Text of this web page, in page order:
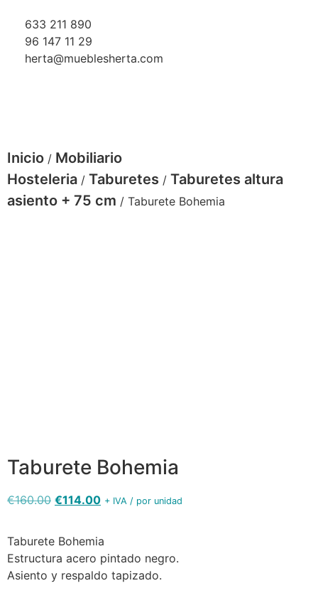
633 211 890
96 147 11 29
herta@mueblesherta.com
Inicio / Mobiliario
Hosteleria / Taburetes / Taburetes altura
asiento + 75 cm / Taburete Bohemia
Taburete Bohemia
€160.00 €114.00 + IVA / por unidad
Taburete Bohemia
Estructura acero pintado negro.
Asiento y respaldo tapizado.